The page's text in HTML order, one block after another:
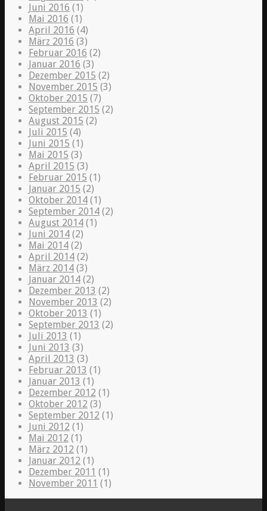
Juni 2016 (1)
Mai 2016 (1)
April 2016 (4)
März 2016 (3)
Februar 2016 (2)
Januar 2016 (3)
Dezember 2015 (2)
November 2015 (3)
Oktober 2015 (7)
September 2015 (2)
August 2015 (2)
Juli 2015 (4)
Juni 2015 (1)
Mai 2015 (3)
April 2015 (3)
Februar 2015 (1)
Januar 2015 (2)
Oktober 2014 (1)
September 2014 (2)
August 2014 (1)
Juni 2014 (2)
Mai 2014 (2)
April 2014 (2)
März 2014 (3)
Januar 2014 (2)
Dezember 2013 (2)
November 2013 (2)
Oktober 2013 (1)
September 2013 (2)
Juli 2013 (1)
Juni 2013 (3)
April 2013 (3)
Februar 2013 (1)
Januar 2013 (1)
Dezember 2012 (1)
Oktober 2012 (3)
September 2012 (1)
Juni 2012 (1)
Mai 2012 (1)
März 2012 (1)
Januar 2012 (1)
Dezember 2011 (1)
November 2011 (1)